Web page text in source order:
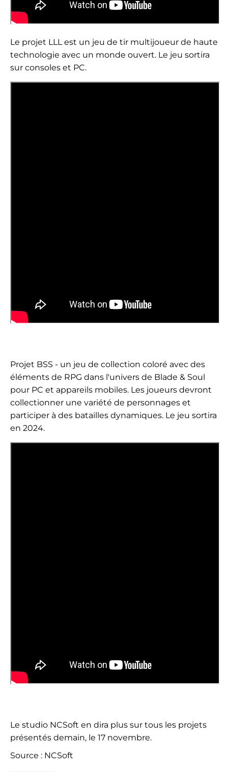
Le projet LLL est un jeu de tir multijoueur de haute
technologie avec un monde ouvert. Le jeu sortira
sur consoles et PC.
Projet BSS - un jeu de collection coloré avec des
éléments de RPG dans l'univers de Blade & Soul
pour PC et appareils mobiles. Les joueurs devront
collectionner une variété de personnages et
participer à des batailles dynamiques. Le jeu sortira
en 2024.
Le studio NCSoft en dira plus sur tous les projets
présentés demain, le 17 novembre.
Source : NCSoft